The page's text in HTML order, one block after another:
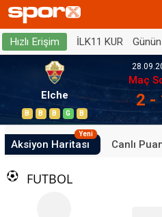
Hızlı Erişim İLK11 KUR
Elche
B B B G B
Maç
2 -
Aksiyon Haritası
Yeni
Canlı
FUTBOL